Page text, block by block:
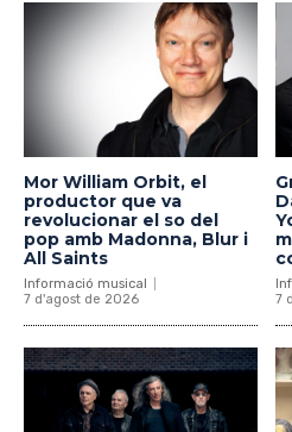
Mor William Orbit, el
productor que va
revolucionar el so del
pop amb Madonna, Blur i
All Saints
Informació musical
7 d'agost de 2026
7